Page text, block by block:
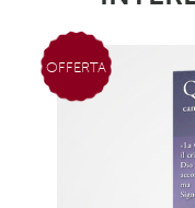
OFFERTA